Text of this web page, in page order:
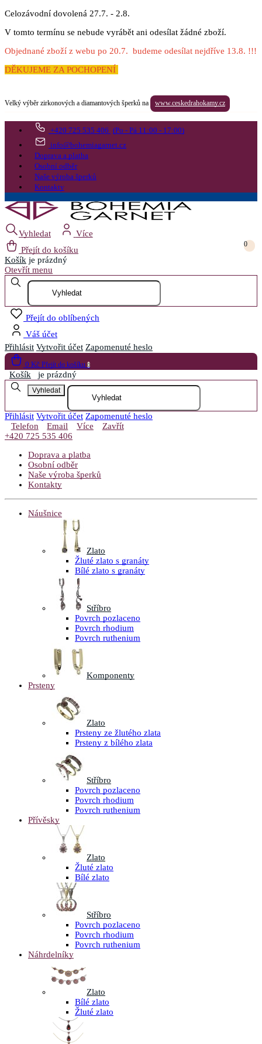
Celozávodní dovolená 27.7. - 2.8.
V tomto termínu se nebude vyrábět ani odesílat žádné zboží.
Objednané zboží z webu po 20.7. budeme odesílat nejdříve 13.8. !!!
DĚKUJEME ZA POCHOPENÍ
Velký výběr zirkonových a diamantových šperků na www.ceskedrahokamy.cz
+420 725 535 406 (Po - Pá 11:00 - 17:00)
info@bohemiagarnet.cz
Doprava a platba
Osobní odběr
Naše výroba šperků
Kontakty
Vyhledat
Více
Přejít do košíku
0
Košík je prázdný
Otevřít menu
Přejít do oblíbených
Váš účet
Přihlásit Vytvořit účet Zapomenuté heslo
0 Kč Přejít do košíku 0
Košík je prázdný
Vyhledat
Přihlásit Vytvořit účet Zapomenuté heslo
Telefon
Email Více
Zavřít
+420 725 535 406
Doprava a platba
Osobní odběr
Naše výroba šperků
Kontakty
Náušnice
Zlato
Žluté zlato s granáty
Bílé zlato s granáty
Stříbro
Povrch pozlaceno
Povrch rhodium
Povrch ruthenium
Komponenty
Prsteny
Zlato
Prsteny ze žlutého zlata
Prsteny z bílého zlata
Stříbro
Povrch pozlaceno
Povrch rhodium
Povrch ruthenium
Přívěsky
Zlato
Žluté zlato
Bílé zlato
Stříbro
Povrch pozlaceno
Povrch rhodium
Povrch ruthenium
Náhrdelníky
Zlato
Bílé zlato
Žluté zlato